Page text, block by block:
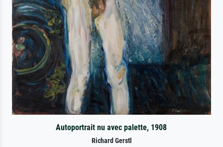
Autoportrait nu avec palette, 1908
Richard Gerstl